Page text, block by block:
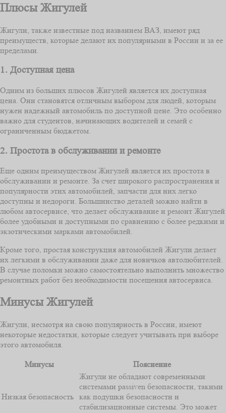
Плюсы Жигулей
Жигули, также известные под названием ВАЗ, имеют ряд
преимуществ, которые делают их популярными в России и за ее
пределами.
1. Доступная цена
Одним из больших плюсов Жигулей является их доступная
цена. Они становятся отличным выбором для людей, которым
нужен надежный автомобиль по доступной цене. Это особенно
важно для студентов, начинающих водителей и семей с
ограниченным бюджетом.
2. Простота в обслуживании и ремонте
Еще одним преимуществом Жигулей является их простота в
обслуживании и ремонте. За счет широкого распространения и
популярности этих автомобилей, запчасти для них легко
доступны и недороги. Большинство деталей можно найти в
любом автосервисе, что делает обслуживание и ремонт Жигулей
более удобными и доступными по сравнению с более редкими и
экзотическими марками автомобилей.
Кроме того, простая конструкция автомобилей Жигули делает
их легкими в обслуживании даже для новичков автолюбителей.
В случае поломки можно самостоятельно выполнить множество
ремонтных работ без необходимости посещения автосервиса.
Минусы Жигулей
Жигули, несмотря на свою популярность в России, имеют
некоторые недостатки, которые следует учитывать при выборе
этого автомобиля.
Минусы Пояснение
Низкая безопасность
Жигули не обладают современными
системами passiven безопасности, такими
как подушки безопасности и
стабилизационные системы. Это может